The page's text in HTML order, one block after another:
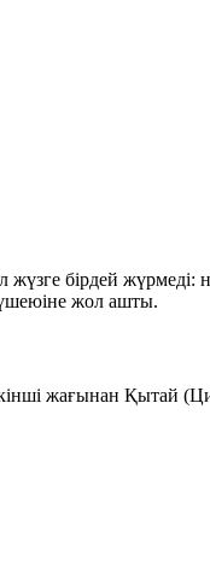
бірдей жүрмеді:
жол ашты.
жағынан Қытай